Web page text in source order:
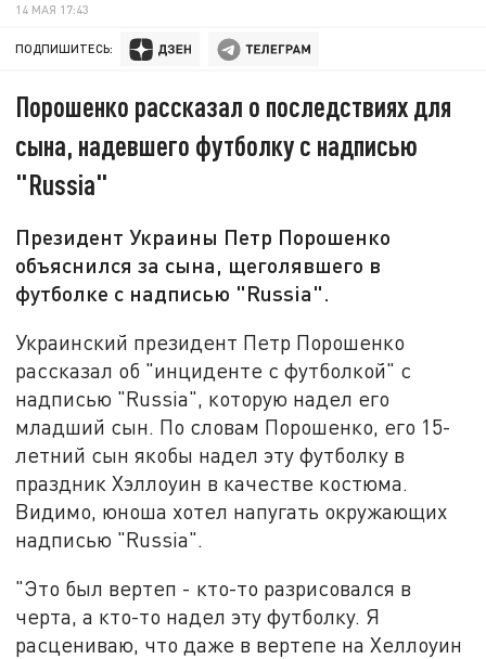
14 МАЯ 17:43
ПОДПИШИТЕСЬ:
Порошенко рассказал о последствиях для
сына, надевшего футболку с надписью
"Russia"
Президент Украины Петр Порошенко
объяснился за сына, щеголявшего в
футболке с надписью "Russia".
Украинский президент Петр Порошенко
рассказал об "инциденте с футболкой" с
надписью "Russia", которую надел его
младший сын. По словам Порошенко, его 15-
летний сын якобы надел эту футболку в
праздник Хэллоуин в качестве костюма.
Видимо, юноша хотел напугать окружающих
надписью "Russia".
"Это был вертеп - кто-то разрисовался в
черта, а кто-то надел эту футболку. Я
расцениваю, что даже в вертепе на Хеллоуин